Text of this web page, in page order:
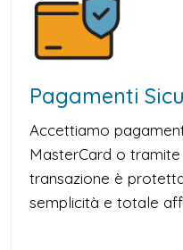
Pagamenti
Accettiamo
MasterCard o
transazione è
semplicità e totale